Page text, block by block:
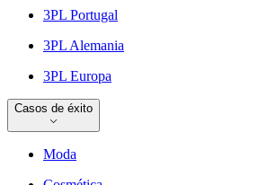
3PL Portugal
3PL Alemania
3PL Europa
Casos de éxito
Moda